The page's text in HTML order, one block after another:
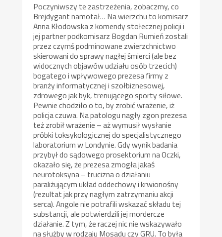
Poczyniwszy te zastrzeżenia, zobaczmy, co
Brejdygant namotał… Na wierzchu to komisarz
Anna Kłodowska z komendy stołecznej policji i
jej partner podkomisarz Bogdan Rumień zostali
przez czymś podminowane zwierzchnictwo
skierowani do sprawy nagłej śmierci (ale bez
widocznych objawów udziału osób trzecich)
bogatego i wpływowego prezesa firmy z
branży informatycznej i szołbiznesowej,
zdrowego jak byk, trenującego sporty siłowe.
Pewnie chodziło o to, by zrobić wrażenie, iż
policja czuwa. Na patologu nagły zgon prezesa
też zrobił wrażenie – aż wymusił wysłanie
próbki toksykologicznej do specjalistycznego
laboratorium w Londynie. Gdy wynik badania
przybył do sądowego prosektorium na Oczki,
okazało się, że prezesa zmogła jakaś
neurotoksyna – trucizna o działaniu
paraliżującym układ oddechowy i krwionośny
(rezultat jak przy nagłym zatrzymaniu akcji
serca). Angole nie potrafili wskazać składu tej
substancji, ale potwierdzili jej mordercze
działanie. Z tym, że raczej nic nie wskazywało
na służby w rodzaju Mosadu czy GRU. To była